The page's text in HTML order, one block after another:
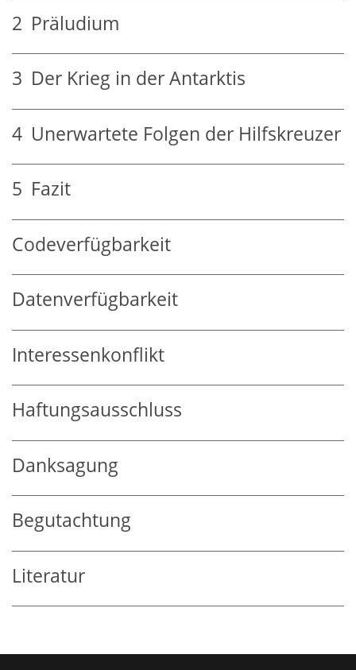
2 Präludium
3 Der Krieg in der Antarktis
4 Unerwartete Folgen der Hilfskreuzer
5 Fazit
Codeverfügbarkeit
Datenverfügbarkeit
Interessenkonflikt
Haftungsausschluss
Danksagung
Begutachtung
Literatur